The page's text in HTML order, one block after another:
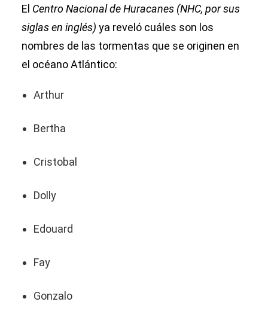
El Centro Nacional de Huracanes (NHC, por sus
siglas en inglés) ya reveló cuáles son los
nombres de las tormentas que se originen en
el océano Atlántico:
Arthur
Bertha
Cristobal
Dolly
Edouard
Fay
Gonzalo